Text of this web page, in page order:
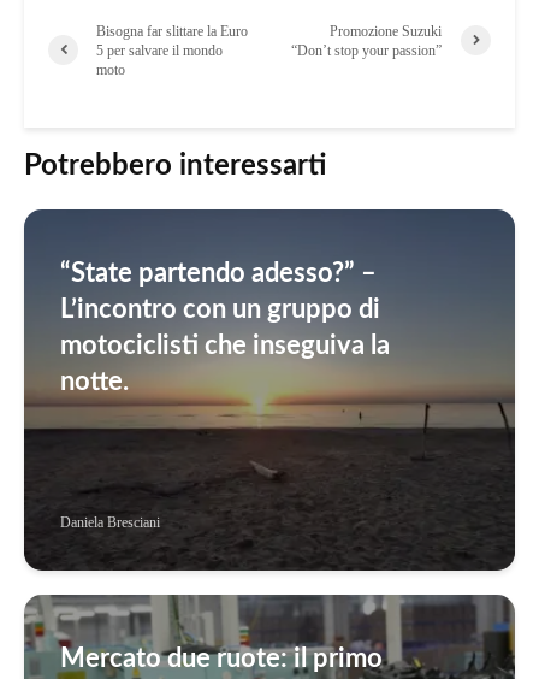
Bisogna far slittare la Euro
5 per salvare il mondo
moto
Promozione Suzuki
“Don’t stop your passion”
Potrebbero interessarti
“State partendo adesso?” –
L’incontro con un gruppo di
motociclisti che inseguiva la
notte.
Daniela Bresciani
Mercato due ruote: il primo